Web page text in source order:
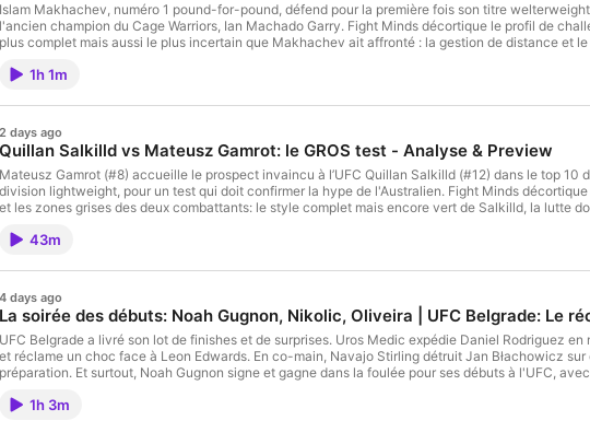
Islam Makhachev, numéro 1 pound-for-pound, défend pour la première fois son titre
l'ancien champion du Cage Warriors, Ian Machado Garry. Fight Minds décortique le profil de
plus complet mais aussi le plus incertain que Makhachev ait affronté : la gestion de distance et
Makhachev vers un statut de combattant complet. Hébergé par Acast. Visitez acast.com/privacy
1h 1m
2 days ago
Quillan Salkilld vs Mateusz Gamrot: le GROS test - Analyse & Preview
Mateusz Gamrot (#8) accueille le prospect invaincu à l’UFC Quillan Salkilld (#12) dans le top 10
division lightweight, pour un test qui doit confirmer la hype de l'Australien. Fight Minds
et les zones grises des deux combattants: le style complet mais encore vert de Salkilld, la lutte
Visitez acast.com/privacy pour plus d'informations.
43m
4 days ago
La soirée des débuts: Noah Gugnon, Nikolic, Oliveira | UFC Belgrade: Le
UFC Belgrade a livré son lot de finishes et de surprises. Uros Medic expédie Daniel Rodriguez en
et réclame un choc face à Leon Edwards. En co-main, Navajo Stirling détruit Jan Błachowicz sur
préparation. Et surtout, Noah Gugnon signe et gagne dans la foulée pour ses débuts à l'UFC,
Rebecki qui call-out BSD, la belle victoire de Robert Valentin et un Fight of the Night snobé entre
1h 3m